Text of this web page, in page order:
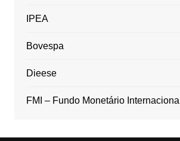
IPEA
Bovespa
Dieese
FMI – Fundo Monetário Internacional